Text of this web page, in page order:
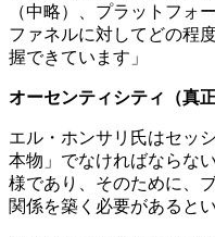
（中略）、プラットフォ
ファネルに対してどの程
握できています」
オーセンティシティ（真
エル・ホンサリ氏はセッ
本物」でなければならな
様であり、そのために、
関係を築く必要があるとい